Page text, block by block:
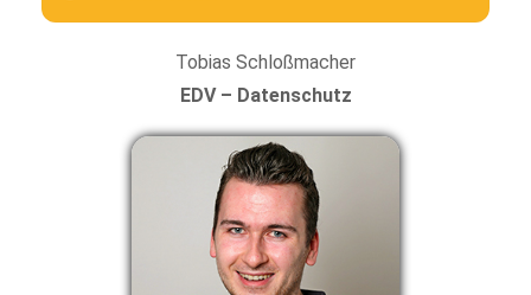
Tobias Schloßmacher
EDV – Datenschutz